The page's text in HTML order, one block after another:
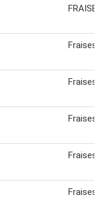
Fraises
Fraises
Fraises
Fraises
Fraises